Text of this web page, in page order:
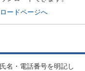
ードページへ
名・電話番号を明記し